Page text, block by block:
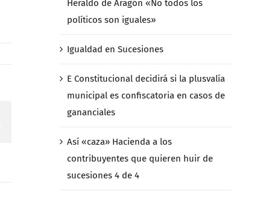
Heraldo de Aragón «No todos los
políticos son iguales»
Igualdad en Sucesiones
E Constitucional decidirá si la plusvalía
municipal es confiscatoria en casos de
gananciales
Así «caza» Hacienda a los
contribuyentes que quieren huir de
sucesiones 4 de 4